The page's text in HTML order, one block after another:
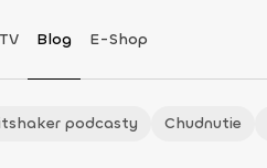
Blog E-Shop
podcasty Chudnutie